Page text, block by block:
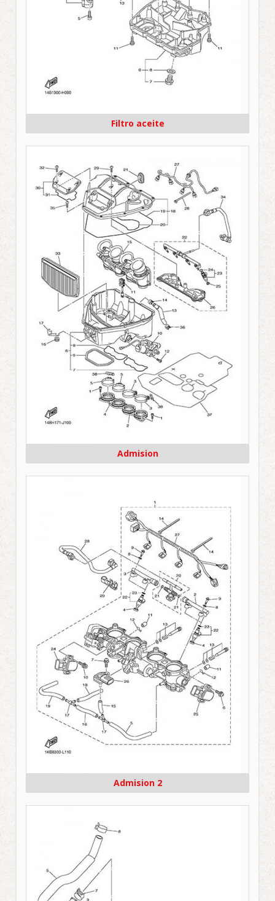
Filtro aceite
Admision
Admision 2